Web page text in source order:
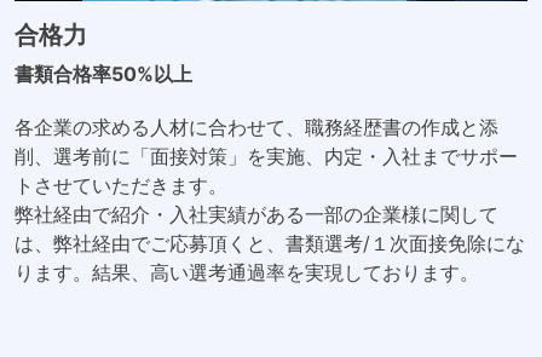
合格力
書類合格率50%以上
各企業の求める人材に合わせて、職務経歴書の作成と添
削、選考前に「面接対策」を実施、内定・入社までサポー
トさせていただきます。
弊社経由で紹介・入社実績がある一部の企業様に関して
は、弊社経由でご応募頂くと、書類選考/１次面接免除にな
ります。結果、高い選考通過率を実現しております。